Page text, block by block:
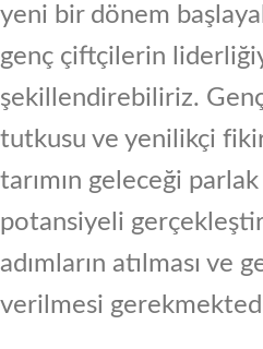
yeni bir dönem
genç çiftçilerin
şekillendirebiliriz.
tutkusu ve yenilikçi
tarımın geleceği
potansiyeli
adımların atılması ve
verilmesi